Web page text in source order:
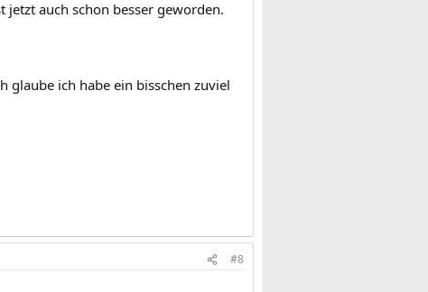
auch schon besser geworden.
ich habe ein bisschen zuviel
#8